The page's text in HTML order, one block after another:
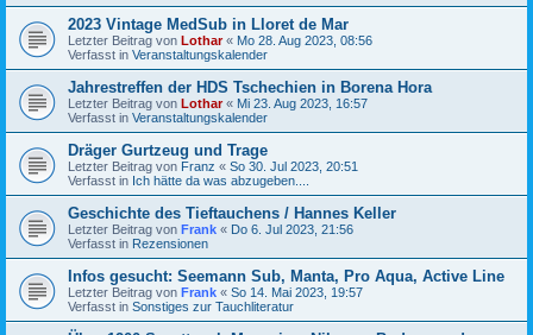
2023 Vintage MedSub in Lloret de Mar
Letzter Beitrag von Lothar« Mo 28. Aug 2023, 08:56
Verfasst in Veranstaltungskalender
Jahrestreffen der HDS Tschechien in Borena Hora
Letzter Beitrag von Lothar« Mi 23. Aug 2023, 16:57
Verfasst in Veranstaltungskalender
Dräger Gurtzeug und Trage
Letzter Beitrag von Franz « So 30. Jul 2023, 20:51
Verfasst in Ich hätte da was abzugeben....
Geschichte des Tieftauchens / Hannes Keller
Letzter Beitrag von Frank « Do 6. Jul 2023, 21:56
Verfasst in Rezensionen
Infos gesucht: Seemann Sub, Manta, Pro Aqua, Active Line
Letzter Beitrag von Frank « So 14. Mai 2023, 19:57
Verfasst in Sonstiges zur Tauchliteratur